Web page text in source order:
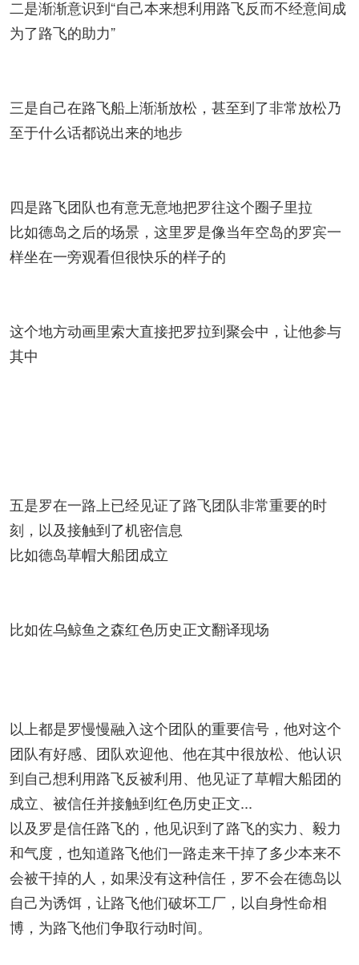
二是渐渐意识到“自己本来想利用路飞反而不经意间成
为了路飞的助力”
三是自己在路飞船上渐渐放松，甚至到了非常放松乃
至于什么话都说出来的地步
四是路飞团队也有意无意地把罗往这个圈子里拉
比如德岛之后的场景，这里罗是像当年空岛的罗宾一
样坐在一旁观看但很快乐的样子的
这个地方动画里索大直接把罗拉到聚会中，让他参与
其中
五是罗在一路上已经见证了路飞团队非常重要的时
刻，以及接触到了机密信息
比如德岛草帽大船团成立
比如佐乌鲸鱼之森红色历史正文翻译现场
以上都是罗慢慢融入这个团队的重要信号，他对这个
团队有好感、团队欢迎他、他在其中很放松、他认识
到自己想利用路飞反被利用、他见证了草帽大船团的
成立、被信任并接触到红色历史正文...
以及罗是信任路飞的，他见识到了路飞的实力、毅力
和气度，也知道路飞他们一路走来干掉了多少本来不
会被干掉的人，如果没有这种信任，罗不会在德岛以
自己为诱饵，让路飞他们破坏工厂，以自身性命相
博，为路飞他们争取行动时间。